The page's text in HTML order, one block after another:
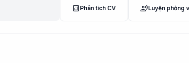
analytics Phân tích CV record_voice_overLuyện phỏng